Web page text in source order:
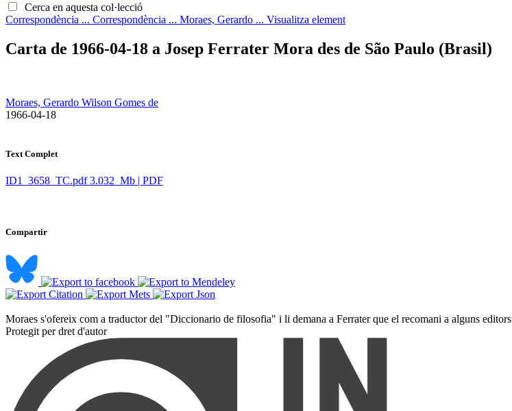
Cerca en aquesta col·lecció
Correspondència ... Correspondència ... Moraes, Gerardo ... Visualitza element
Carta de 1966-04-18 a Josep Ferrater Mora des de São Paulo (Brasil)
Moraes, Gerardo Wilson Gomes de
​ 1966-04-18
Text Complet
ID1_3658_TC.pdf 3.032 Mb | PDF
Compartir
Moraes s'ofereix com a traductor del "Diccionario de filosofia" i li demana a Ferrater que el recomani a alguns editors ​
Protegit per dret d'autor